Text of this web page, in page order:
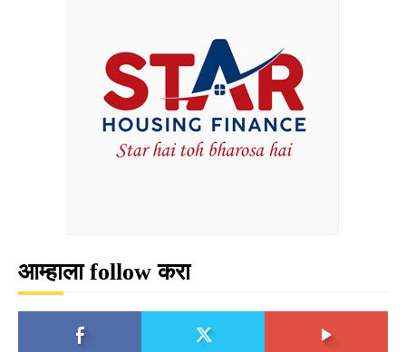
आम्हाला follow करा